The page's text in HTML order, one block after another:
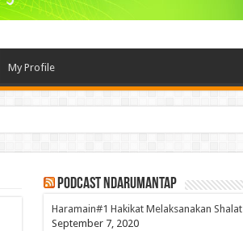
My Profile
PodCast NdaruMantap
Haramain#1 Hakikat Melaksanakan Shalat
September 7, 2020